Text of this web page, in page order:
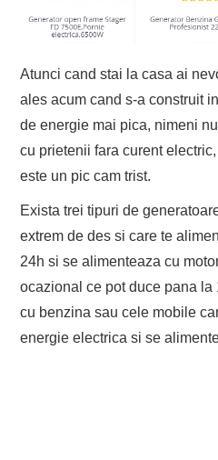
EVENIMENTE
TECH
BICICLETE
Atunci cand stai la casa ai
ales acum cand s-a construit
de energie mai pica, nimeni
cu prietenii fara curent
este un pic cam trist.
Exista trei tipuri de
extrem de des si care te
24h si se alimenteaza cu
ocazional ce pot duce pana la
cu benzina sau cele mobile
energie electrica si se